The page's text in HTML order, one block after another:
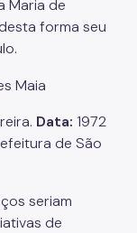
Maria de
forma seu
Data: 1972
de São
seriam
de